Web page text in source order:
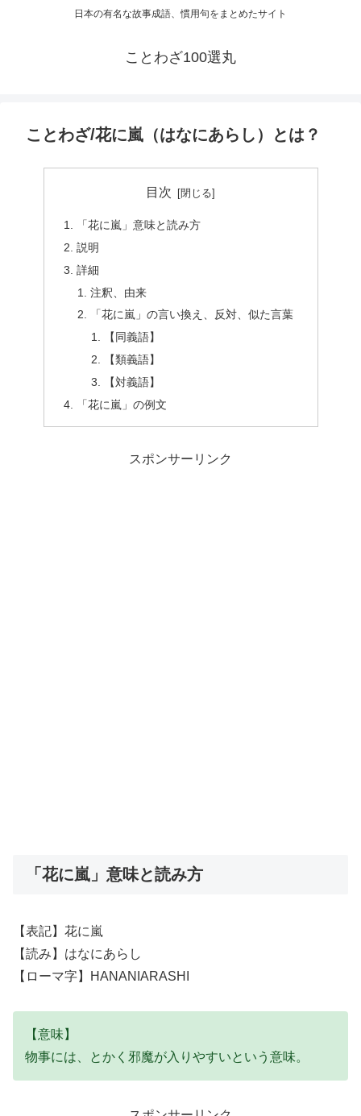
日本の有名な故事成語、慣用句をまとめたサイト
ことわざ100選丸
ことわざ/花に嵐（はなにあらし）とは？
目次
「花に嵐」意味と読み方
説明
詳細
注釈、由来
「花に嵐」の言い換え、反対、似た言葉
【同義語】
【類義語】
【対義語】
「花に嵐」の例文
スポンサーリンク
「花に嵐」意味と読み方
【表記】花に嵐
【読み】はなにあらし
【ローマ字】HANANIARASHI
【意味】
物事には、とかく邪魔が入りやすいという意味。